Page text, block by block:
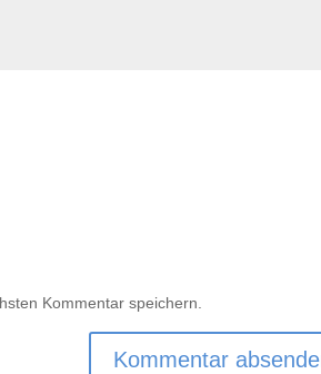
Kommentar speichern.